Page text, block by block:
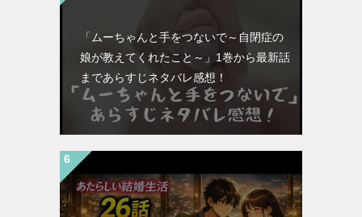
「ムーちゃんと手をつないで～自閉症の
娘が教えてくれたこと～」1巻から最新話
まであらすじネタバレ感想！